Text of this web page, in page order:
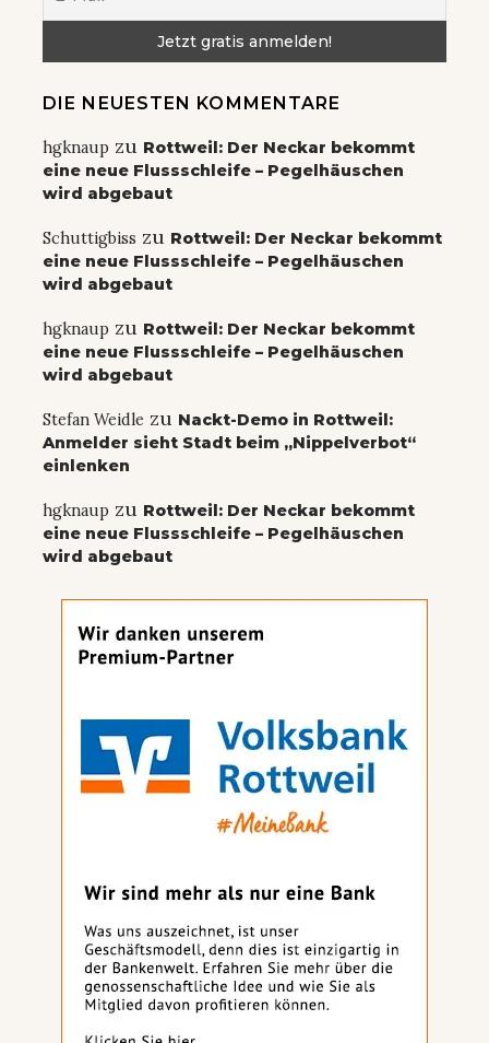
DIE NEUESTEN KOMMENTARE
hgknaup zu Rottweil: Der Neckar bekommt
eine neue Flussschleife – Pegelhäuschen
wird abgebaut
Schuttigbiss zu Rottweil: Der Neckar bekommt
eine neue Flussschleife – Pegelhäuschen
wird abgebaut
hgknaup zu Rottweil: Der Neckar bekommt
eine neue Flussschleife – Pegelhäuschen
wird abgebaut
Stefan Weidle zu Nackt-Demo in Rottweil:
Anmelder sieht Stadt beim „Nippelverbot“
einlenken
hgknaup zu Rottweil: Der Neckar bekommt
eine neue Flussschleife – Pegelhäuschen
wird abgebaut